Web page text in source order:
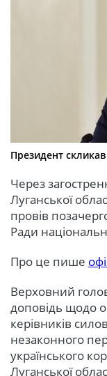
Президент
Через
Луганської
провів
Ради
Про це пише
Верховний
доповідь щодо
керівників
незаконного
українського
Луганської